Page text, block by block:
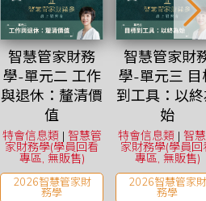
智慧管家財務
學-單元二 工作
與退休：釐清價
值
特會信息類 | 智慧管
家財務學(學員回看
專區, 無販售)
2026智慧管家財
務學
智慧管家財
學-單元三 目
到工具：以
始
特會信息類 | 智
家財務學(學員回
專區, 無販售)
2026智慧管家財
務學